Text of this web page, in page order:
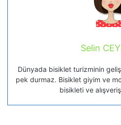
Selin
Dünyada bisiklet turizminin
pek durmaz. Bisiklet giyim ve
bisikleti ve